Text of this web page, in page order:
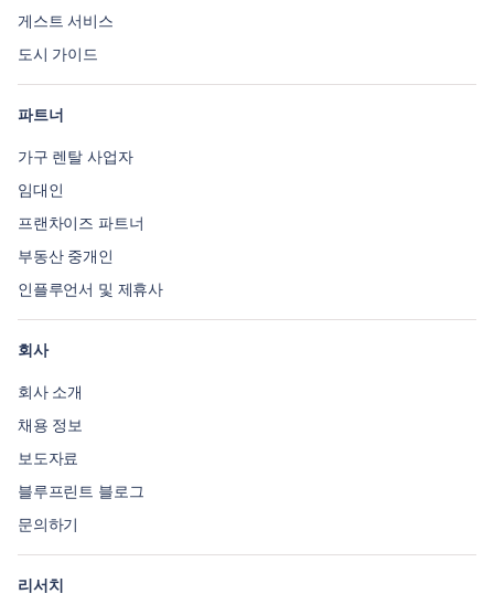
게스트 서비스
도시 가이드
파트너
가구 렌탈 사업자
임대인
프랜차이즈 파트너
부동산 중개인
인플루언서 및 제휴사
회사
회사 소개
채용 정보
보도자료
블루프린트 블로그
문의하기
리서치